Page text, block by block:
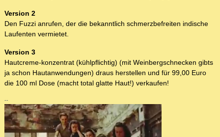
Version 2
Den Fuzzi anrufen, der die bekanntlich schmerzbefreiten indische
Laufenten vermietet.
Version 3
Hautcreme-konzentrat (kühlpflichtig) (mit Weinbergschnecken gibts
ja schon Hautanwendungen) draus herstellen und für 99,00 Euro
die 100 ml Dose (macht total glatte Haut!) verkaufen!
--